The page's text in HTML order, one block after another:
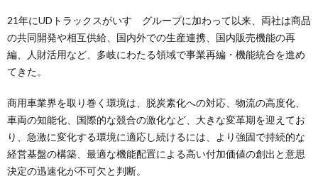
21年にUDトラックスがいすゞグループに加わって以来、両社は商品
の共同開発や相互供給、国内外での生産連携、国内販売機能の再
編、人財活用など、多岐にわたる領域で事業再編・機能統合を進め
てきた。
商用車業界を取り巻く環境は、脱炭素化への対応、物流の高度化、
車両の知能化、国際的な競合の激化など、大きな変革期を迎えてお
り、急激に変化する環境に適応し続けるには、より強固で持続的な
経営基盤の構築、最適な機能配置による高い付加価値の創出と意思
決定の迅速化が不可欠と判断。